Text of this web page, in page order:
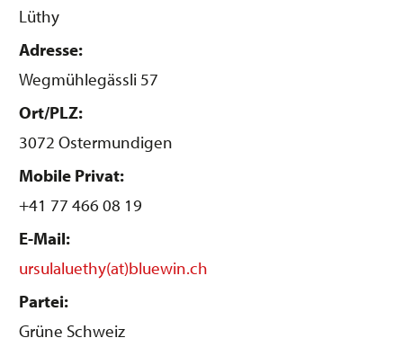
Lüthy
Adresse:
Wegmühlegässli 57
Ort/PLZ:
3072 Ostermundigen
Mobile Privat:
+41 77 466 08 19
E-Mail:
ursulaluethy(at)bluewin.ch
Partei:
Grüne Schweiz